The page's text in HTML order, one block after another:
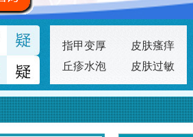
指甲变厚
皮肤瘙痒
丘疹水泡
皮肤过敏